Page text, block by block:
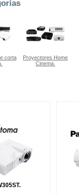
corta
Proyectores Home
Cinema.